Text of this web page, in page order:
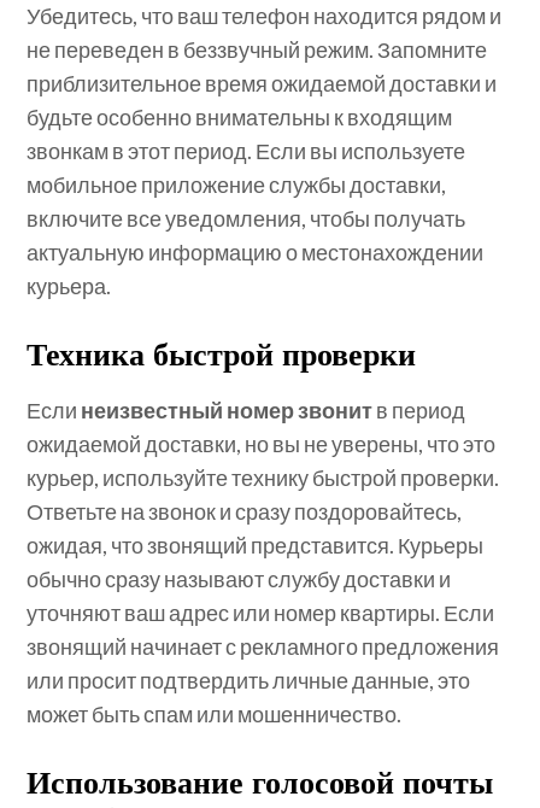
Убедитесь, что ваш телефон находится рядом и
не переведен в беззвучный режим. Запомните
приблизительное время ожидаемой доставки и
будьте особенно внимательны к входящим
звонкам в этот период. Если вы используете
мобильное приложение службы доставки,
включите все уведомления, чтобы получать
актуальную информацию о местонахождении
курьера.
Техника быстрой проверки
Если неизвестный номер звонитв период
ожидаемой доставки, но вы не уверены, что это
курьер, используйте технику быстрой проверки.
Ответьте на звонок и сразу поздоровайтесь,
ожидая, что звонящий представится. Курьеры
обычно сразу называют службу доставки и
уточняют ваш адрес или номер квартиры. Если
звонящий начинает с рекламного предложения
или просит подтвердить личные данные, это
может быть спам или мошенничество.
Использование голосовой почты